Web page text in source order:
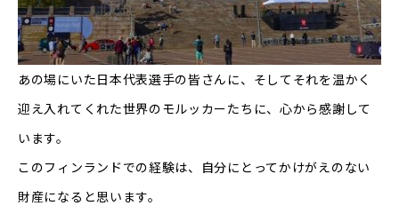
あの場にいた日本代表選手の皆さんに、そしてそれを温かく
迎え入れてくれた世界のモルッカーたちに、心から感謝して
います。
このフィンランドでの経験は、自分にとってかけがえのない
財産になると思います。